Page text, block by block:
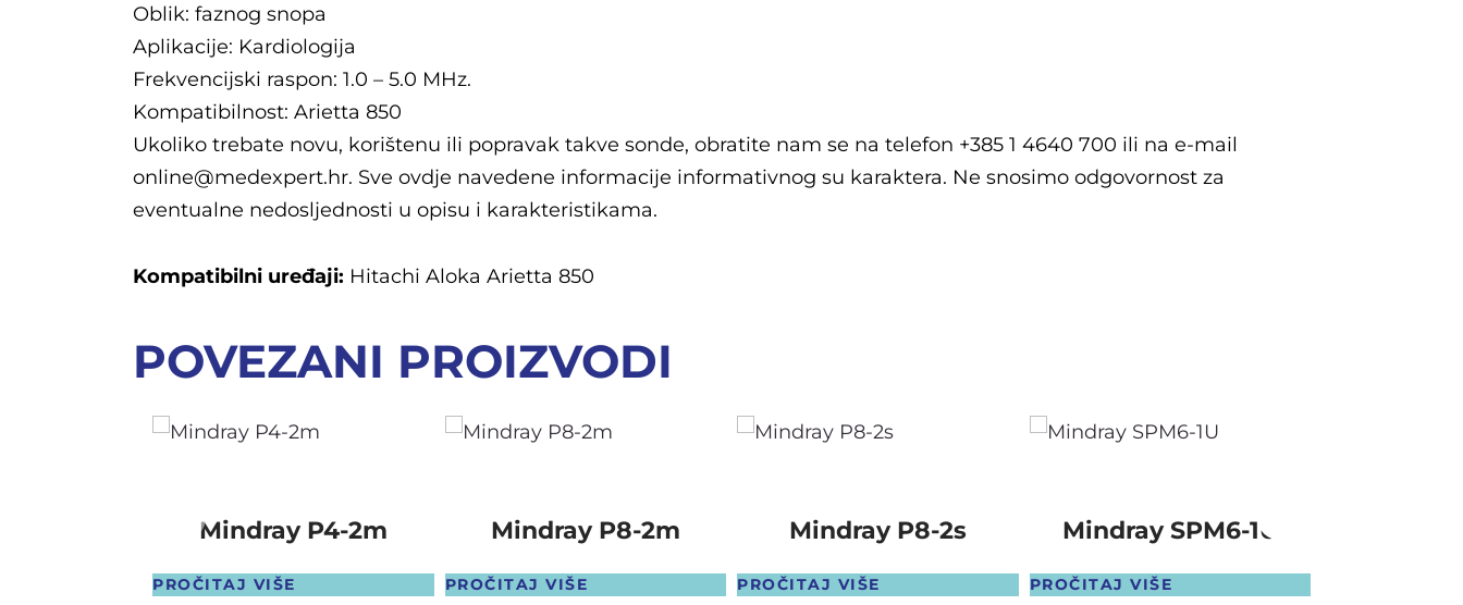
Oblik: faznog snopa
Aplikacije: Kardiologija
Frekvencijski raspon: 1.0 – 5.0 MHz.
Kompatibilnost: Arietta 850
Ukoliko trebate novu, korištenu ili popravak takve sonde, obratite nam se na telefon +385 1 4640 700 ili na e-mail
online@medexpert.hr. Sve ovdje navedene informacije informativnog su karaktera. Ne snosimo odgovornost za
eventualne nedosljednosti u opisu i karakteristikama.
Kompatibilni uređaji: Hitachi Aloka Arietta 850
POVEZANI PROIZVODI
Mindray P4-2m
PROČITAJ VIŠE
Mindray P8-2m
PROČITAJ VIŠE
Mindray P8-2s
PROČITAJ VIŠE
Mindray SPM6-1U
PROČITAJ VIŠE